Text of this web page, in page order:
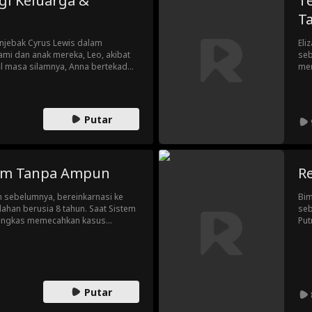
Cyrus Lewis dalam
dan anak mereka, Leo, akibat
masa silamnya, Anna bertekad
yang pendendam, Cindy Yates,
Putar
Tanpa Ampun
sebelumnya, bereinkarnasi ke
berusia 8 tahun. Saat Sistem
memecahkan kasus
Putar